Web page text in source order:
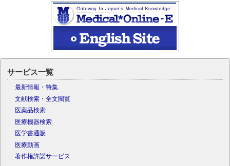
サービス一覧
最新情報・特集
文献検索・全文閲覧
医薬品検索
医療機器検索
医学書通販
医療動画
著作権許諾サービス